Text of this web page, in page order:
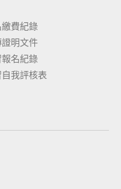
繳費紀錄
證明文件
報名紀錄
自我評核表